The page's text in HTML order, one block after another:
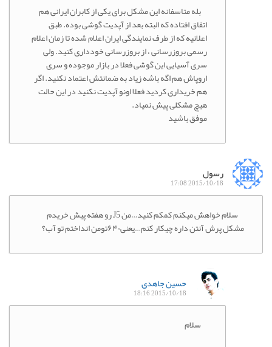
بله متاسفانه این مشکل برای یکی از کابران ایرانی هم
اتفاق افتاده که البته بعد از آپدیت گوشی بوده. طبق
اعلانیه که از طرف نمایندگی ایران اعلام شده تا زمان اعلام
رسمی بروزرسانی ، از بروزرسانی خودداری کنید. ولی
سری آسیایی این گوشی فعلا در بازار موجوده و سری
اروپاش هم اگه باشه زیاد به ضمانتش اعتماد نکنید. اگر
هم خریداری کردید فعلا اونو آپدیت نکنید در این حالت
هیچ مشکلی پیش نمیاد.
موفق باشید
رسول
2015/10/18 17:08
سلام خواهش میکنم کمکم کنید…من J5 رو هفته پیش خریدم
مشکل پرش آنتن داره چیکار کنم…یعنی۶۴۰تومن انداختم تو آب؟
حسین جاهدی
2015/10/18 18:16
سلام